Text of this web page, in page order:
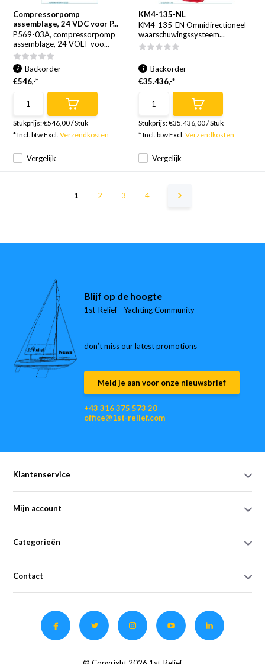
Compressorpomp
assemblage, 24 VDC voor P...
P569-03A, compressorpomp
assemblage, 24 VOLT voo...
Vergelijk
Backorder
€546,-*
Stukprijs:€546,00/Stuk
* Incl. btw Excl.Verzendkosten
KM4-135-NL
KM4-135-EN Omnidirectioneel
waarschuwingssysteem...
Vergelijk
Backorder
€35.436,-*
Stukprijs:€35.436,00/Stuk
* Incl. btw Excl. Verzendkosten
1 2 3 4
Blijf op de hoogte
1st-Relief - Yachting Community
don’t miss our latest promotions
Meld je aan voor onze nieuwsbrief
+43 316 375 573 20
office@1st-relief.com
Klantenservice
Mijn account
Categorieën
Contact